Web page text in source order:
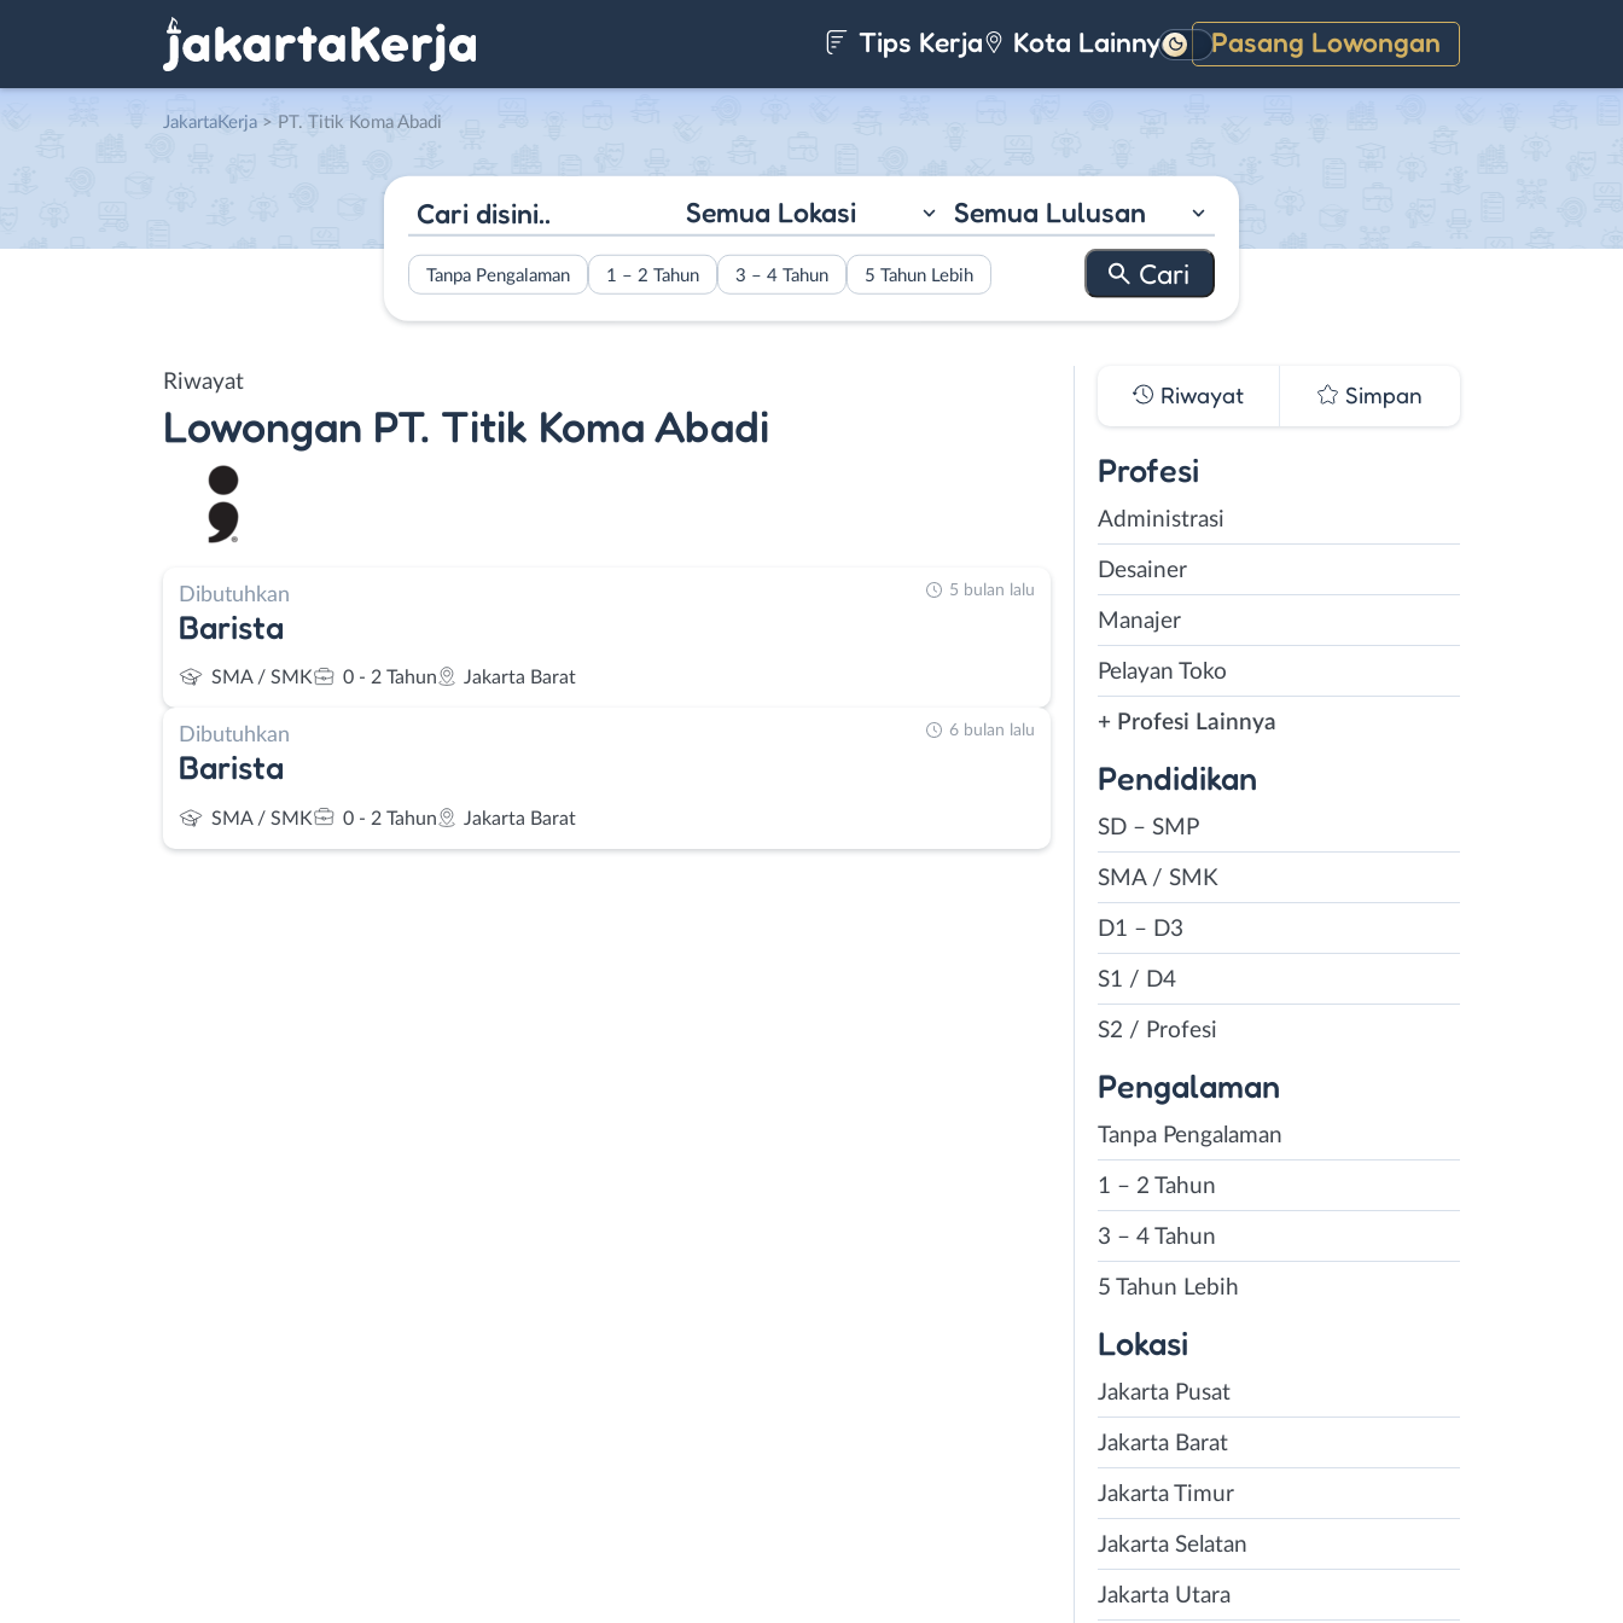
Tips Kerja Kota Lainnya Pasang Lowongan
Gelap
JakartaKerja > PT. Titik Koma Abadi
Semua Lokasi Semua Lulusan
Tanpa Pengalaman 1 – 2 Tahun 3 – 4 Tahun 5 Tahun Lebih
Riwayat
Lowongan PT. Titik Koma Abadi
Dibutuhkan
Barista
SMA / SMK 0 - 2 Tahun Jakarta Barat
5 bulan lalu
Dibutuhkan
Barista
SMA / SMK 0 - 2 Tahun Jakarta Barat
6 bulan lalu
Riwayat Simpan
Profesi
Administrasi
Desainer
Manajer
Pelayan Toko
+ Profesi Lainnya
Pendidikan
SD – SMP
SMA / SMK
D1 – D3
S1 / D4
S2 / Profesi
Pengalaman
Tanpa Pengalaman
1 – 2 Tahun
3 – 4 Tahun
5 Tahun Lebih
Lokasi
Jakarta Pusat
Jakarta Barat
Jakarta Timur
Jakarta Selatan
Jakarta Utara